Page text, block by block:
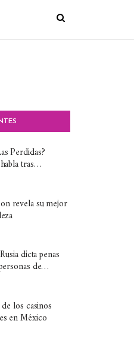
Perdidas?
tras…
revela su mejor
dicta penas
de…
los casinos
en México